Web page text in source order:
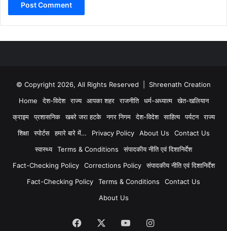
© Copyright 2026, All Rights Reserved | Shreenath Creation
Home
देश-विदेश राज्य आपका शहर राजनीति धर्म-अध्यात्म
खेत-खलियान
क्राइम
प्रशासनिक खबरे जरा हटके नगर निगम देश-विदेश साहित्य पर्यटन
राज्य
शिक्षा
स्पोर्टस हमारे बारे में… Privacy Policy About Us
Contact Us
स्वास्थ्य
Terms & Conditions
संपादकीय नीति एवं दिशानिर्देश
Fact-Checking Policy
Corrections Policy
संपादकीय नीति एवं दिशानिर्देश
Fact-Checking Policy
Terms & Conditions
Contact Us
About Us
Facebook YouTubeInstagram